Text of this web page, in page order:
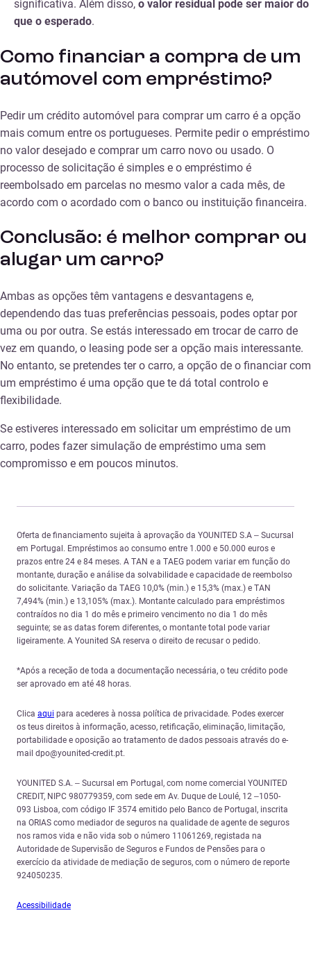
significativa. Além disso, o valor residual pode ser maior do
que o esperado.
Como financiar a compra de um
autómovel com empréstimo?
Pedir um crédito automóvel para comprar um carro é a opção
mais comum entre os portugueses. Permite pedir o empréstimo
no valor desejado e comprar um carro novo ou usado. O
processo de solicitação é simples e o empréstimo é
reembolsado em parcelas no mesmo valor a cada mês, de
acordo com o acordado com o banco ou instituição financeira.
Conclusão: é melhor comprar ou
alugar um carro?
Ambas as opções têm vantagens e desvantagens e,
dependendo das tuas preferências pessoais, podes optar por
uma ou por outra. Se estás interessado em trocar de carro de
vez em quando, o leasing pode ser a opção mais interessante.
No entanto, se pretendes ter o carro, a opção de o financiar com
um empréstimo é uma opção que te dá total controlo e
flexibilidade.
Se estiveres interessado em solicitar um empréstimo de um
carro, podes fazer simulação de empréstimo uma sem
compromisso e em poucos minutos.
Oferta de financiamento sujeita à aprovação da YOUNITED S.A – Sucursal
em Portugal. Empréstimos ao consumo entre 1.000 e 50.000 euros e
prazos entre 24 e 84 meses. A TAN e a TAEG podem variar em função do
montante, duração e análise da solvabilidade e capacidade de reembolso
do solicitante. Variação da TAEG 10,0% (min.) e 15,3% (max.) e TAN
7,494% (min.) e 13,105% (max.). Montante calculado para empréstimos
contraídos no dia 1 do mês e primeiro vencimento no dia 1 do mês
seguinte; se as datas forem diferentes, o montante total pode variar
ligeiramente. A Younited SA reserva o direito de recusar o pedido.
*Após a receção de toda a documentação necessária, o teu crédito pode
ser aprovado em até 48 horas.
Clica aqui para acederes à nossa política de privacidade. Podes exercer
os teus direitos à informação, acesso, retificação, eliminação, limitação,
portabilidade e oposição ao tratamento de dados pessoais através do e-
mail dpo@younited-credit.pt.
YOUNITED S.A. – Sucursal em Portugal, com nome comercial YOUNITED
CREDIT, NIPC 980779359, com sede em Av. Duque de Loulé, 12 –1050-
093 Lisboa, com código IF 3574 emitido pelo Banco de Portugal, inscrita
na ORIAS como mediador de seguros na qualidade de agente de seguros
nos ramos vida e não vida sob o número 11061269, registada na
Autoridade de Supervisão de Seguros e Fundos de Pensões para o
exercício da atividade de mediação de seguros, com o número de reporte
924050235.
Acessibilidade